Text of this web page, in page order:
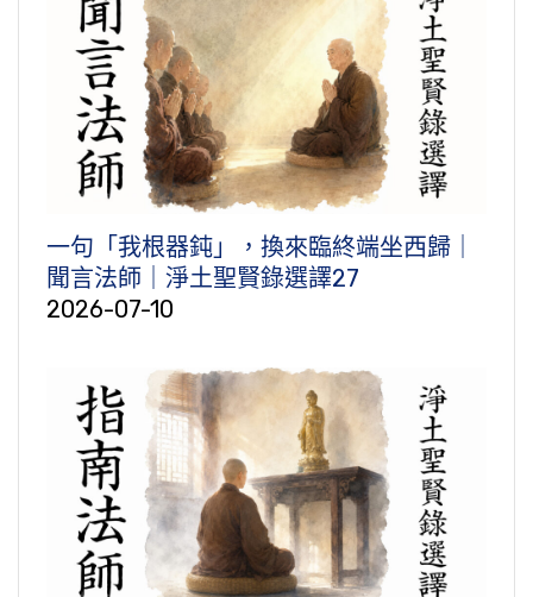
一句「我根器鈍」，換來臨終端坐西歸｜
聞言法師｜淨土聖賢錄選譯27
2026-07-10